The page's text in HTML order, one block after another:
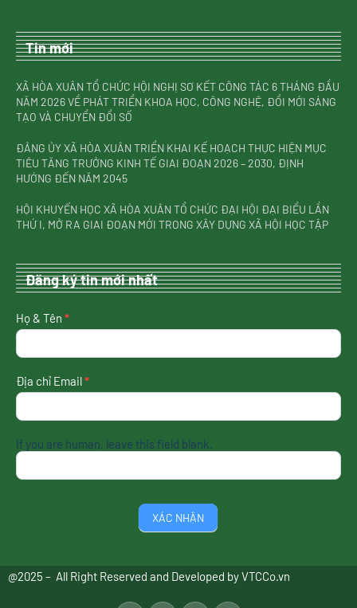
Tin mới
XÃ HÒA XUÂN TỔ CHỨC HỘI NGHỊ SƠ KẾT CÔNG TÁC 6 THÁNG ĐẦU
NĂM 2026 VỀ PHÁT TRIỂN KHOA HỌC, CÔNG NGHỆ, ĐỔI MỚI SÁNG
TẠO VÀ CHUYỂN ĐỔI SỐ
ĐẢNG ỦY XÃ HÒA XUÂN TRIỂN KHAI KẾ HOẠCH THỰC HIỆN MỤC
TIÊU TĂNG TRƯỞNG KINH TẾ GIAI ĐOẠN 2026 – 2030, ĐỊNH
HƯỚNG ĐẾN NĂM 2045
HỘI KHUYẾN HỌC XÃ HÒA XUÂN TỔ CHỨC ĐẠI HỘI ĐẠI BIỂU LẦN
THỨ I, MỞ RA GIAI ĐOẠN MỚI TRONG XÂY DỰNG XÃ HỘI HỌC TẬP
Đăng ký tin mới nhất
nhận
tin
nhất
Họ & Tên *
Địa chỉ Email*
If you are human, leave this field blank.
XÁC NHẬN
@2025 – All Right Reserved and Developed byVTCCo.vn